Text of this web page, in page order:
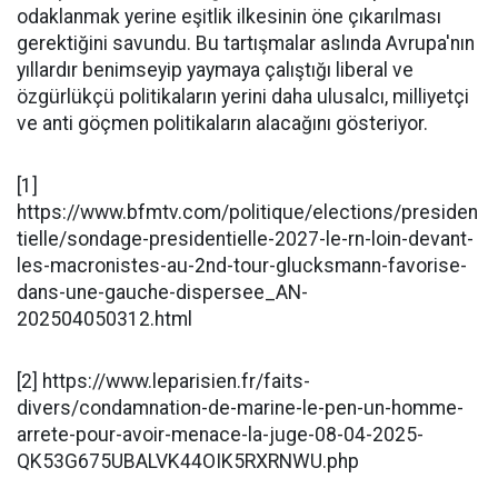
odaklanmak yerine eşitlik ilkesinin öne çıkarılması
gerektiğini savundu. Bu tartışmalar aslında Avrupa'nın
yıllardır benimseyip yaymaya çalıştığı liberal ve
özgürlükçü politikaların yerini daha ulusalcı, milliyetçi
ve anti göçmen politikaların alacağını gösteriyor.
[1]
https://www.bfmtv.com/politique/elections/presiden
tielle/sondage-presidentielle-2027-le-rn-loin-devant-
les-macronistes-au-2nd-tour-glucksmann-favorise-
dans-une-gauche-dispersee_AN-
202504050312.html
[2] https://www.leparisien.fr/faits-
divers/condamnation-de-marine-le-pen-un-homme-
arrete-pour-avoir-menace-la-juge-08-04-2025-
QK53G675UBALVK44OIK5RXRNWU.php